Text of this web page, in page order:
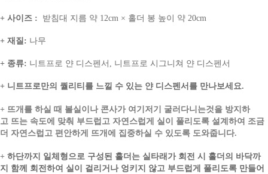
+ 사이즈 : 받침대 지름 약 12cm × 홀더 봉 높이 약 20cm
+ 재질: 나무
+ 종류: 니트프로 얀 디스펜서, 니트프로 시그니쳐 얀 디스펜서
+ 니트프로만의 퀄리티를 느낄 수 있는 얀 디스펜서를 만나보세요.
+ 뜨개를 하실 때 볼실이나 콘사가 여기저기 굴러다니는것을 방지하
고 뜨는 속도에 맞춰 부드럽고 자연스럽게 실이 풀리도록 설계하여 조금
더 자연스럽고 편안하게 뜨개에 집중하실 수 있도록 도와줍니다.
+ 하단까지 일체형으로 구성된 홀더는 실타래가 회전 시 홀더의 바닥까
지 함께 회전하여 실이 걸리거나 엉키지 않고 부드럽게 풀리도록 만들어